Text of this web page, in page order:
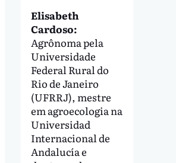
Elisabeth
Cardoso:
Agrônoma pela
Universidade
Federal Rural do
Rio de Janeiro
(UFRRJ), mestre
em agroecologia na
Universidad
Internacional de
Andalucía e